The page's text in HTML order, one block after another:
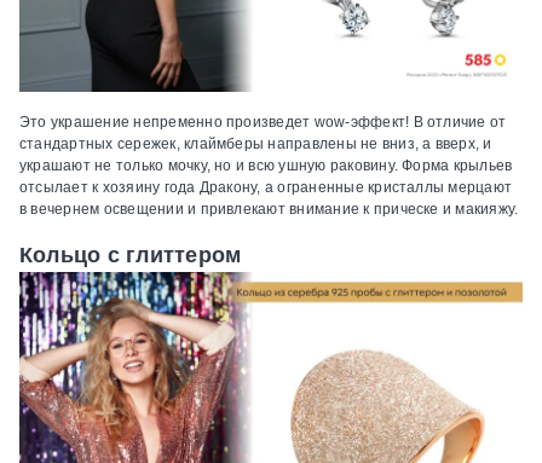
Это украшение непременно произведет wow-эффект! В отличие от
стандартных сережек, клаймберы направлены не вниз, а вверх, и
украшают не только мочку, но и всю ушную раковину. Форма крыльев
отсылает к хозяину года Дракону, а ограненные кристаллы мерцают
в вечернем освещении и привлекают внимание к прическе и макияжу.
Кольцо с глиттером